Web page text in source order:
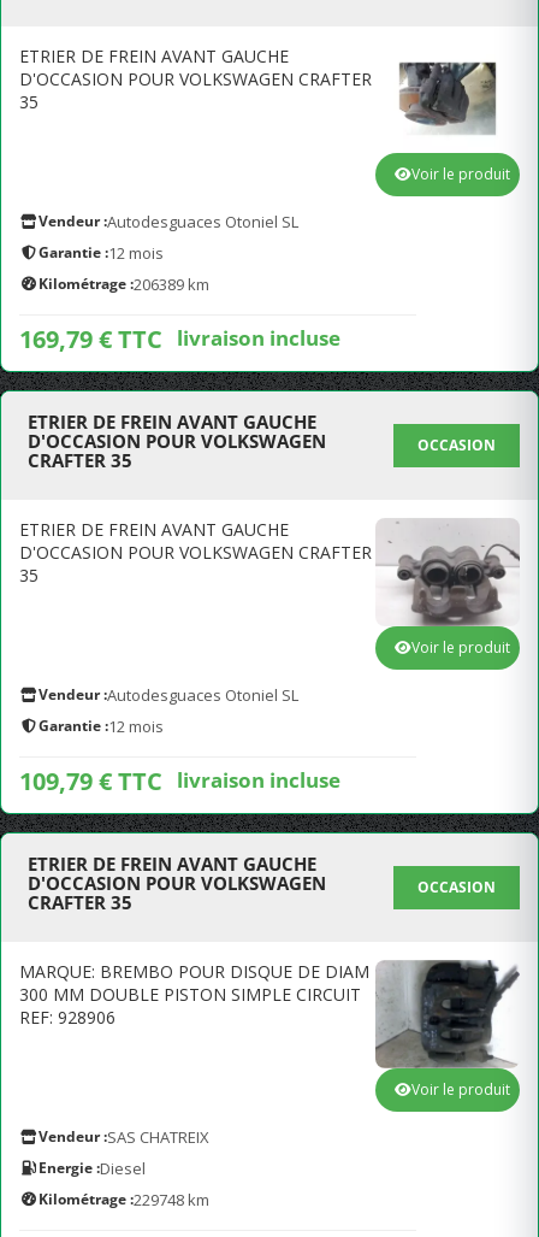
ETRIER DE FREIN AVANT GAUCHE
D'OCCASION POUR VOLKSWAGEN CRAFTER
35
Vendeur :Autodesguaces Otoniel SL
Garantie :12 mois
Kilométrage :206389 km
169,79 € TTC livraison incluse
Voir le produit
ETRIER DE FREIN AVANT GAUCHE
D'OCCASION POUR VOLKSWAGEN
CRAFTER 35
OCCASION
ETRIER DE FREIN AVANT GAUCHE
D'OCCASION POUR VOLKSWAGEN CRAFTER
35
Vendeur :Autodesguaces Otoniel SL
Garantie :12 mois
109,79 € TTC livraison incluse
Voir le produit
ETRIER DE FREIN AVANT GAUCHE
D'OCCASION POUR VOLKSWAGEN
CRAFTER 35
OCCASION
MARQUE: BREMBO POUR DISQUE DE DIAM
300 MM DOUBLE PISTON SIMPLE CIRCUIT
REF: 928906
Vendeur :SAS CHATREIX
Energie :Diesel
Kilométrage :229748 km
Voir le produit